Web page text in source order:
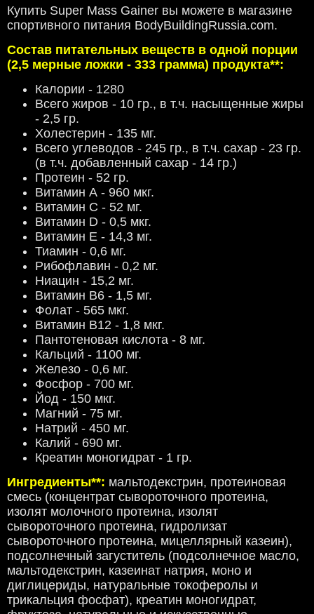
Купить Super Mass Gainer вы можете в магазине
спортивного питания BodyBuildingRussia.com.
Состав питательных веществ в одной порции
(2,5 мерные ложки - 333 грамма) продукта**:
Калории - 1280
Всего жиров - 10 гр., в т.ч. насыщенные жиры
- 2,5 гр.
Холестерин - 135 мг.
Всего углеводов - 245 гр., в т.ч. сахар - 23 гр.
(в т.ч. добавленный сахар - 14 гр.)
Протеин - 52 гр.
Витамин А - 960 мкг.
Витамин С - 52 мг.
Витамин D - 0,5 мкг.
Витамин Е - 14,3 мг.
Тиамин - 0,6 мг.
Рибофлавин - 0,2 мг.
Ниацин - 15,2 мг.
Витамин В6 - 1,5 мг.
Фолат - 565 мкг.
Витамин В12 - 1,8 мкг.
Пантотеновая кислота - 8 мг.
Кальций - 1100 мг.
Железо - 0,6 мг.
Фосфор - 700 мг.
Йод - 150 мкг.
Магний - 75 мг.
Натрий - 450 мг.
Калий - 690 мг.
Креатин моногидрат - 1 гр.
Ингредиенты**: мальтодекстрин, протеиновая
смесь (концентрат сывороточного протеина,
изолят молочного протеина, изолят
сывороточного протеина, гидролизат
сывороточного протеина, мицеллярный казеин),
подсолнечный загуститель (подсолнечное масло,
мальтодекстрин, казеинат натрия, моно и
диглицериды, натуральные токоферолы и
трикальция фосфат), креатин моногидрат,